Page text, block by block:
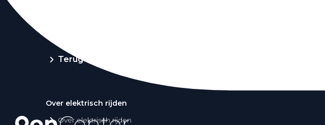
Terug
Over elektrisch rijden
Over elektrisch rijden